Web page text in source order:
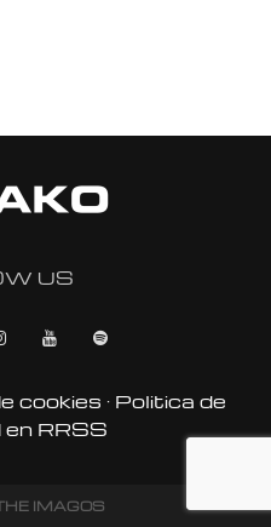
US
cookies · Politica de
en RRSS
IMAGOS